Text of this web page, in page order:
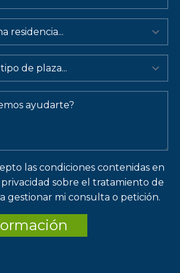
las condiciones contenidas en
privacidad sobre el tratamiento de
gestionar mi consulta o petición.